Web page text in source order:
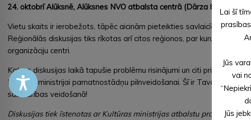
24. oktobrī Alūksnē, Alūksnes NVO atbalsta centrā (Dārza 8a)
Vietu skaits ir ierobežots, tāpēc aicinām pieteikties savlaicīgi, rakstot
Reģionālās diskusijas tiks rīkotas arī citos reģionos, par kuru norisi ir
organizāciju centri.
Katras diskusijas laikā tapušie problēmu risinājumi un citi priekšlikumi
Kultūras ministrijai pamatnostādņu pilnveidošanai. Šī ir Tava iespēja
sabiedrības veidošanā!
Diskusijas tiek īstenotas ar Kultūras ministrijas atbalstu projektā “Par
Lai šī
Jūs
vai
Jūs